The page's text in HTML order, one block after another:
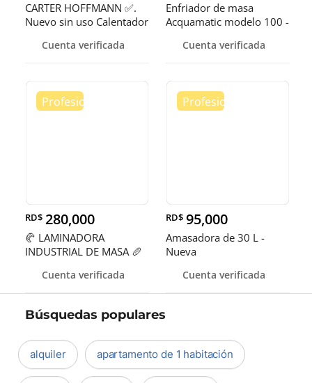
CARTER HOFFMANN ✅.
Nuevo sin uso Calentador
Cuenta verificada
Enfriador de masa
Acquamatic modelo 100 -
Cuenta verificada
RD$ 280,000
🥐 LAMINADORA
INDUSTRIAL DE MASA 🥖
Cuenta verificada
RD$ 95,000
Amasadora de 30 L -
Nueva
Cuenta verificada
Búsquedas populares
alquiler apartamento de 1 habitación